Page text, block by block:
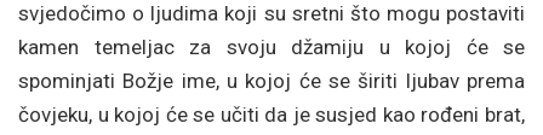
svjedočimo o ljudima koji su sretni što mogu postaviti
kamen temeljac za svoju džamiju u kojoj će se
spominjati Božje ime, u kojoj će se širiti ljubav prema
čovjeku, u kojoj će se učiti da je susjed kao rođeni brat,